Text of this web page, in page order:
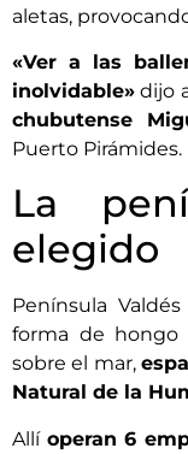
aletas,
«Ver a las
inolvidable» dijo
chubutense
Puerto Pirámides.
La
elegido
Península
forma de hongo
sobre el mar,
Natural de la
Allí operan 6